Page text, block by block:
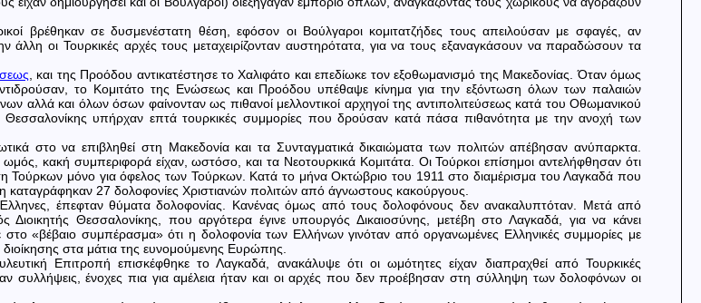
βρέθηκαν σε δυσμενέστατη θέση, εφόσον οι Βούλγαροι κομιτατζήδες τους απειλούσαν με σφαγές, αν
άλλη οι Τουρκικές αρχές τους μεταχειρίζονταν αυστηρότατα, για να τους εξαναγκάσουν να παραδώσουν τα
, και της Προόδου αντικατέστησε το Χαλιφάτο και επεδίωκε τον εξοθωμανισμό της Μακεδονίας. Όταν όμως
το Κομιτάτο της Ενώσεως και Προόδου υπέθαψε κίνημα για την εξόντωση όλων των παλαιών
αλλά και όλων όσων φαίνονταν ως πιθανοί μελλοντικοί αρχηγοί της αντιπολιτεύσεως κατά του Οθωμανικού
Θεσσαλονίκης υπήρχαν επτά τουρκικές συμμορίες που δρούσαν κατά πάσα πιθανότητα με την ανοχή των
στο να επιβληθεί στη Μακεδονία και τα Συνταγματικά δικαιώματα των πολιτών απέβησαν ανύπαρκτα.
κακή συμπεριφορά είχαν, ωστόσο, και τα Νεοτουρκικά Κομιτάτα. Οι Τούρκοι επίσημοι αντελήφθησαν ότι
Τούρκων μόνο για όφελος των Τούρκων. Κατά το μήνα Οκτώβριο του 1911 στο διαμέρισμα του Λαγκαδά που
καταγράφηκαν 27 δολοφονίες Χριστιανών πολιτών από άγνωστους κακούργους.
έπεφταν θύματα δολοφονίας. Κανένας όμως από τους δολοφόνους δεν ανακαλυπτόταν. Μετά από
Διοικητής Θεσσαλονίκης, που αργότερα έγινε υπουργός Δικαιοσύνης, μετέβη στο Λαγκαδά, για να κάνει
στο «βέβαιο συμπέρασμα» ότι η δολοφονία των Ελλήνων γινόταν από οργανωμένες Ελληνικές συμμορίες με
στα μάτια της ευνομούμενης Ευρώπης.
Επιτροπή επισκέφθηκε το Λαγκαδά, ανακάλυψε ότι οι ωμότητες είχαν διαπραχθεί από Τουρκικές
συλλήψεις, ένοχες πια για αμέλεια ήταν και οι αρχές που δεν προέβησαν στη σύλληψη των δολοφόνων οι